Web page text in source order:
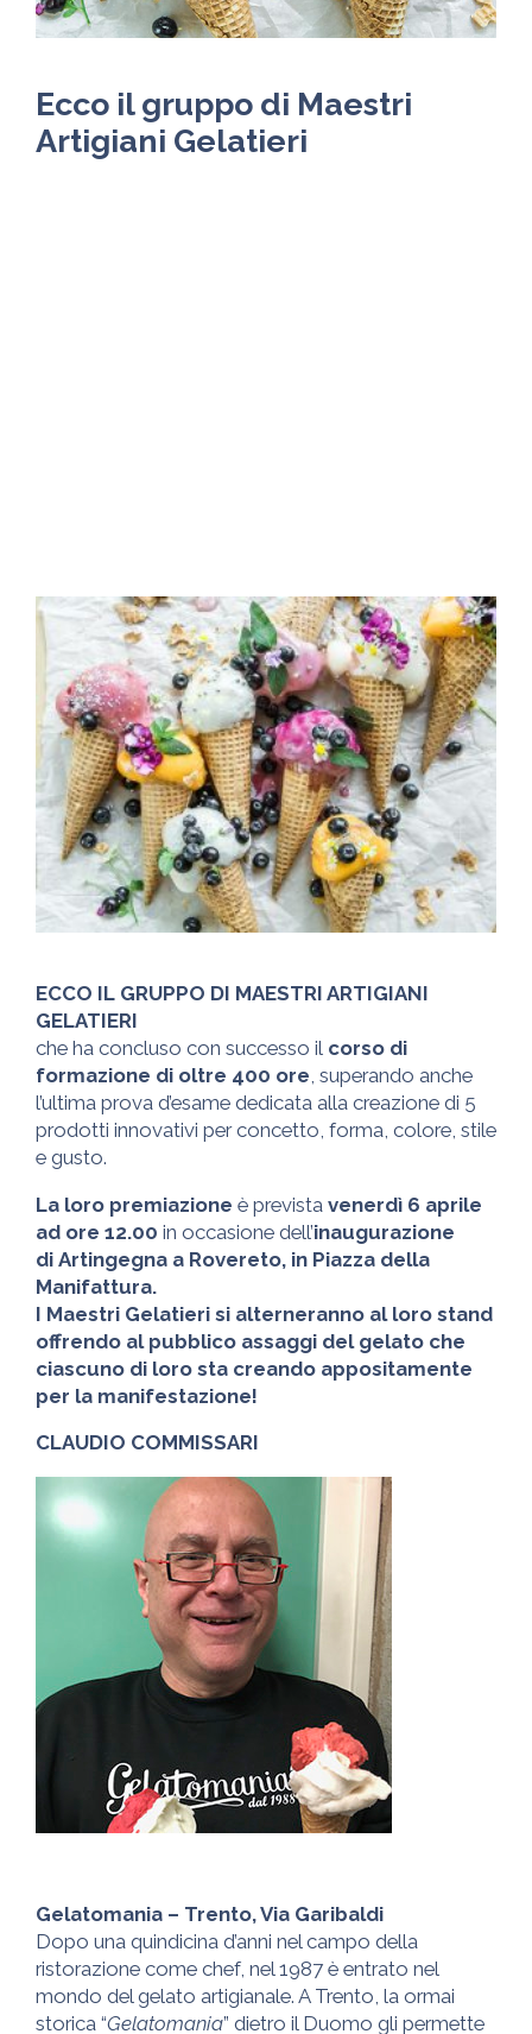
Ecco il gruppo di Maestri
Artigiani Gelatieri
ECCO IL GRUPPO DI MAESTRI ARTIGIANI
GELATIERI
che ha concluso con successo il corso di
formazione di oltre 400 ore , superando anche
l’ultima prova d’esame dedicata alla creazione di 5
prodotti innovativi per concetto, forma, colore, stile
e gusto.
La loro premiazione è prevista venerdì 6 aprile
ad ore 12.00 in occasione dell’inaugurazione
di Artingegna a Rovereto, in Piazza della
Manifattura.
I Maestri Gelatieri si alterneranno al loro stand
offrendo al pubblico assaggi del gelato che
ciascuno di loro sta creando appositamente
per la manifestazione!
CLAUDIO COMMISSARI
Gelatomania – Trento, Via Garibaldi
Dopo una quindicina d’anni nel campo della
ristorazione come chef, nel 1987 è entrato nel
mondo del gelato artigianale. A Trento, la ormai
storica “Gelatomania” dietro il Duomo gli permette